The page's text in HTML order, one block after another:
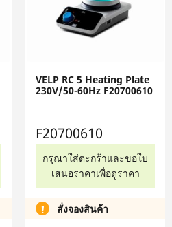
VELP RC 5 Heating Plate
230V/50-60Hz F20700610
F20700610
กรุณาใส่ตะกร้าและขอใบ
เสนอราคาเพื่อดูราคา
สั่งจองสินค้า